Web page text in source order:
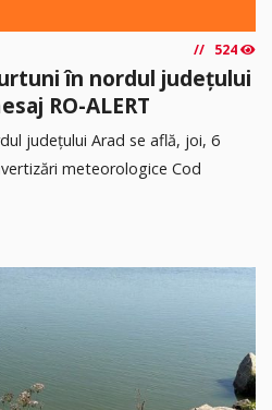
524
în nordul județului
RO-ALERT
județului Arad se află, joi, 6
meteorologice Cod